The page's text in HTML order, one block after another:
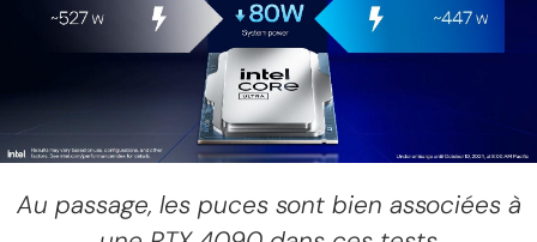
Au passage, les puces sont bien associées à